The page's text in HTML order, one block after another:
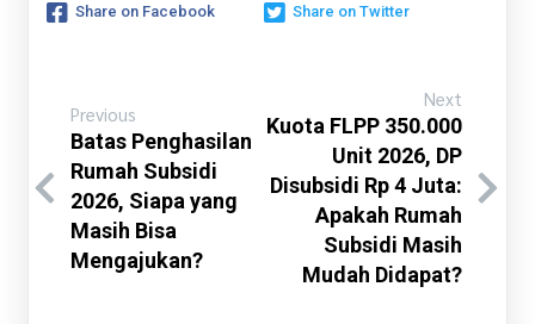
Share on Facebook Share on Twitter
Previous
Batas Penghasilan
Rumah Subsidi
2026, Siapa yang
Masih Bisa
Mengajukan?
Next
Kuota FLPP 350.000
Unit 2026, DP
Disubsidi Rp 4 Juta:
Apakah Rumah
Subsidi Masih
Mudah Didapat?